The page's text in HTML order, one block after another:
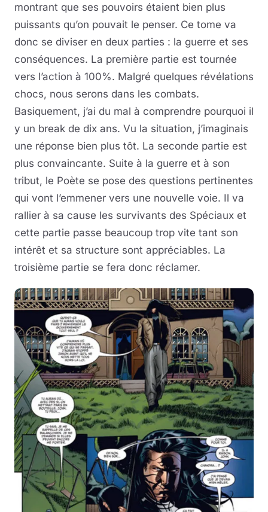
montrant que ses pouvoirs étaient bien plus
puissants qu’on pouvait le penser. Ce tome va
donc se diviser en deux parties : la guerre et ses
conséquences. La première partie est tournée
vers l’action à 100%. Malgré quelques révélations
chocs, nous serons dans les combats.
Basiquement, j’ai du mal à comprendre pourquoi il
y un break de dix ans. Vu la situation, j’imaginais
une réponse bien plus tôt. La seconde partie est
plus convaincante. Suite à la guerre et à son
tribut, le Poète se pose des questions pertinentes
qui vont l’emmener vers une nouvelle voie. Il va
rallier à sa cause les survivants des Spéciaux et
cette partie passe beaucoup trop vite tant son
intérêt et sa structure sont appréciables. La
troisième partie se fera donc réclamer.